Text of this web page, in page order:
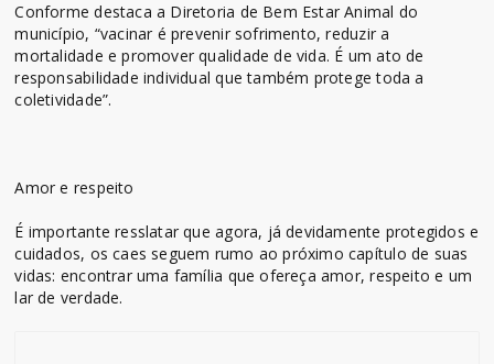
Conforme destaca a Diretoria de Bem Estar Animal do
município, “vacinar é prevenir sofrimento, reduzir a
mortalidade e promover qualidade de vida. É um ato de
responsabilidade individual que também protege toda a
coletividade”.
Amor e respeito
É importante resslatar que agora, já devidamente protegidos e
cuidados, os caes seguem rumo ao próximo capítulo de suas
vidas: encontrar uma família que ofereça amor, respeito e um
lar de verdade.